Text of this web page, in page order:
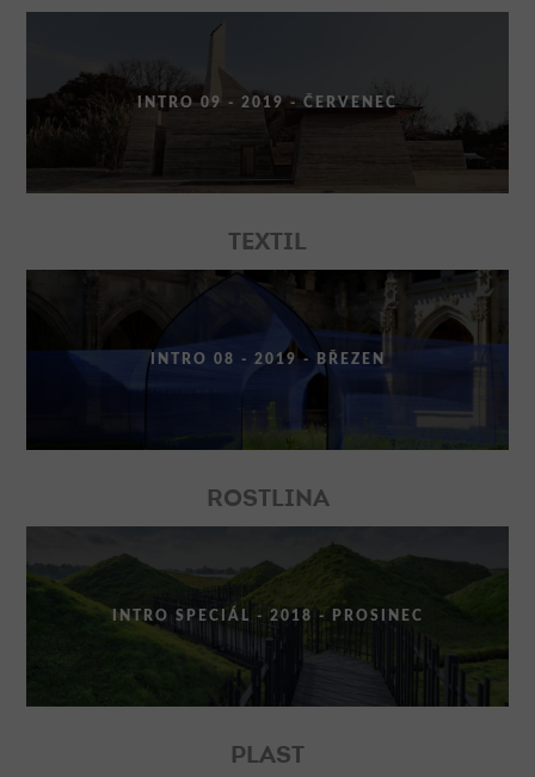
INTRO 09 - 2019 - ČERVENEC
TEXTIL
INTRO 08 - 2019 - BŘEZEN
ROSTLINA
INTRO SPECIÁL - 2018 - PROSINEC
PLAST